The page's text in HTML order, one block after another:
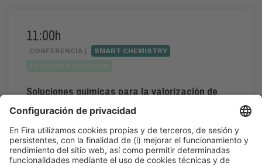
11:00h
CONFERENCIA |
SMART CHEMISTRY
Soluciones químicas para la valorización de
residuos oleosos
Vie 5 11:00h - 11:30h
Smart Chemistry
Acceso público